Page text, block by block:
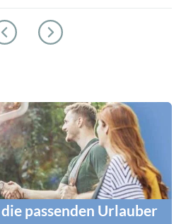
passenden Urlauber